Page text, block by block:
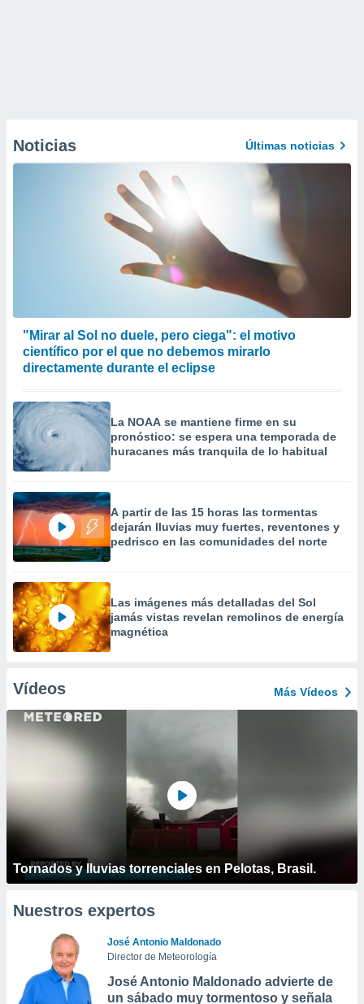
Noticias Últimas noticias
"Mirar al Sol no duele, pero ciega": el motivo
científico por el que no debemos mirarlo
directamente durante el eclipse
La NOAA se mantiene firme en su
pronóstico: se espera una temporada de
huracanes más tranquila de lo habitual
A partir de las 15 horas las tormentas
dejarán lluvias muy fuertes, reventones y
pedrisco en las comunidades del norte
Las imágenes más detalladas del Sol
jamás vistas revelan remolinos de energía
magnética
Vídeos Más Vídeos
Tornados y lluvias torrenciales en Pelotas, Brasil.
Nuestros expertos
José Antonio Maldonado
Director de Meteorología
José Antonio Maldonado advierte de
un sábado muy tormentoso y señala